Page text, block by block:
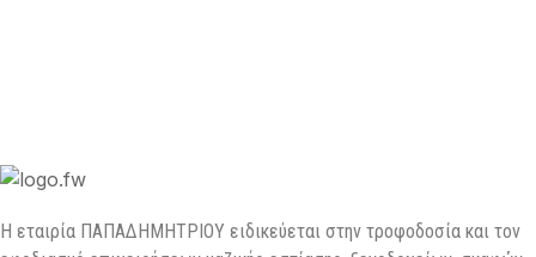
H εταιρία ΠΑΠΑΔΗΜΗΤΡΙΟΥ ειδικεύεται στην τροφοδοσία και τον